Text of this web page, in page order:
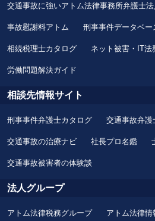
交通事故に強いアトム法律事務所弁護士
事故慰謝料アトム 刑事事件データベー
相続税理士カタログ ネット被害・IT法
労働問題解決ガイド
相談先情報サイト
刑事事件弁護士カタログ 交通事故弁護
交通事故の治療ナビ 社長プロ名鑑
交通事故被害者の体験談
法人グループ
アトム法律税務グループ アトム法律情